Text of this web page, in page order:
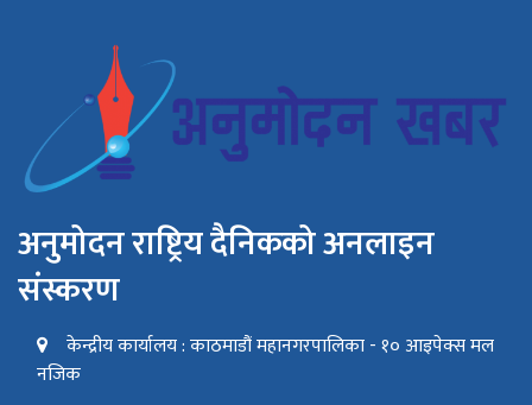
अनुमोदन राष्ट्रिय दैनिकको अनलाइन
संस्करण
केन्द्रीय कार्यालय : काठमाडौं महानगरपालिका - १० आइपेक्स मल
नजिक